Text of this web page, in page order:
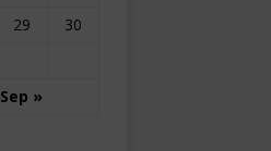
29
30
Sep »